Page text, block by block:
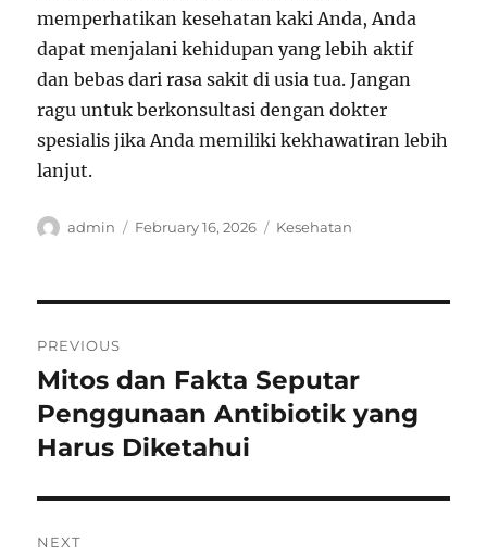
memperhatikan kesehatan kaki Anda, Anda
dapat menjalani kehidupan yang lebih aktif
dan bebas dari rasa sakit di usia tua. Jangan
ragu untuk berkonsultasi dengan dokter
spesialis jika Anda memiliki kekhawatiran lebih
lanjut.
Author
admin
Posted
February 16, 2026 Categories
Kesehatan
navigation
PREVIOUS
Previous
post:
Mitos dan Fakta Seputar
Penggunaan Antibiotik yang
Harus Diketahui
NEXT